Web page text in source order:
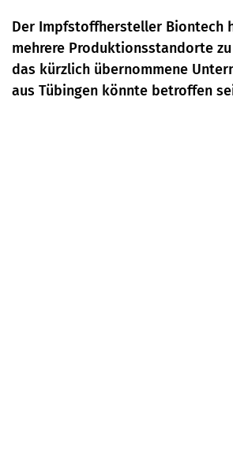
Der Impfstoffhersteller Biontech
mehrere Produktionsstandorte
das kürzlich übernommene
aus Tübingen könnte betroffen